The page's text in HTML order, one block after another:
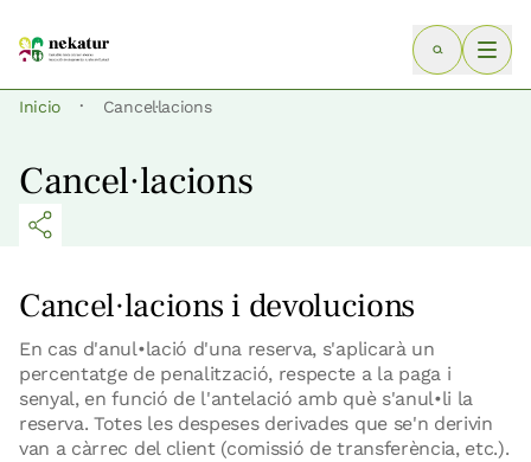
Inicio · Cancel·lacions
Cancel·lacions
Cancel·lacions i devolucions
En cas d'anul•lació d'una reserva, s'aplicarà un
percentatge de penalització, respecte a la paga i
senyal, en funció de l'antelació amb què s'anul•li la
reserva. Totes les despeses derivades que se'n derivin
van a càrrec del client (comissió de transferència, etc.).